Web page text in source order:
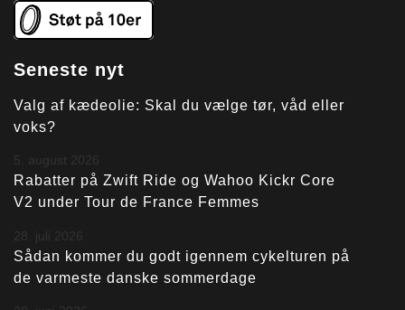
Seneste nyt
Valg af kædeolie: Skal du vælge tør, våd eller
voks?
5. august 2026
Rabatter på Zwift Ride og Wahoo Kickr Core
V2 under Tour de France Femmes
28. juli 2026
Sådan kommer du godt igennem cykelturen på
de varmeste danske sommerdage